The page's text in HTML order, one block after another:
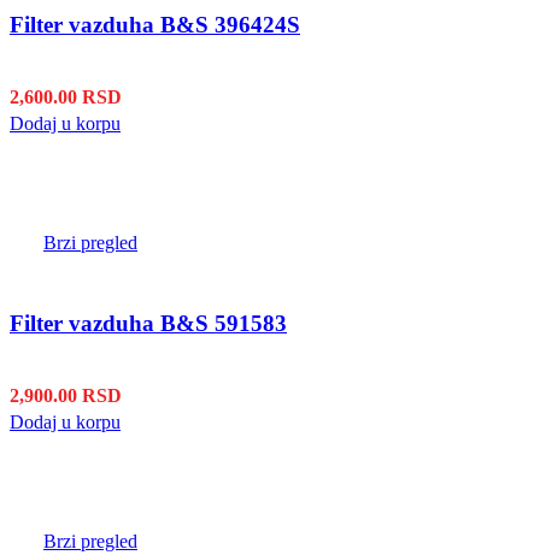
Filter vazduha B&S 396424S
2,600.00 RSD
Dodaj u korpu
Brzi pregled
Filter vazduha B&S 591583
2,900.00 RSD
Dodaj u korpu
Brzi pregled